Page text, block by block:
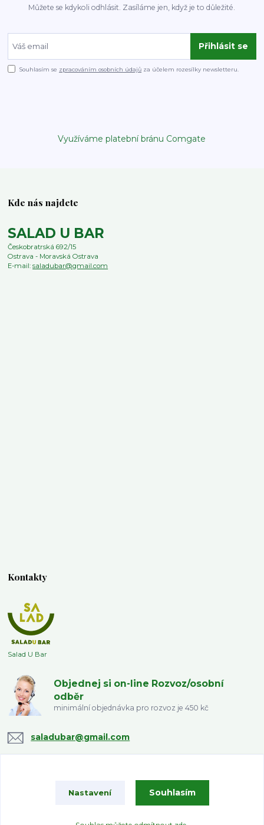
Můžete se kdykoli odhlásit. Zasíláme jen, když je to důležité.
Přihlásit se
Souhlasím se zpracováním osobních údajů za účelem rozesílky newsletteru.
Využíváme platební bránu Comgate
Kde nás najdete
SALAD U BAR
Českobratrská 692/15
Ostrava - Moravská Ostrava
E-mail:saladubar@gmail.com
Kontakty
Salad U Bar
Objednej si on-line Rozvoz/osobní
odběr
minimální objednávka pro rozvoz je 450 kč
saladubar@gmail.com
Nastavení Souhlasím